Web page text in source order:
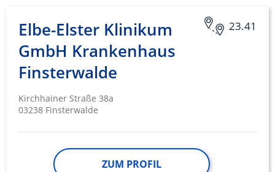
23.41
Elbe-Elster Klinikum
GmbH Krankenhaus
Finsterwalde
Kirchhainer Straße 38a
03238 Finsterwalde
ZUM PROFIL